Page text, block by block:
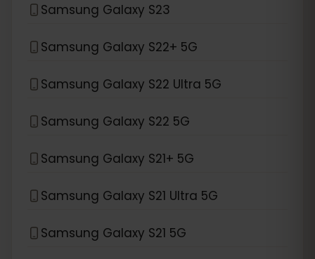
Samsung Galaxy S23
Samsung Galaxy S22+ 5G
Samsung Galaxy S22 Ultra 5G
Samsung Galaxy S22 5G
Samsung Galaxy S21+ 5G
Samsung Galaxy S21 Ultra 5G
Samsung Galaxy S21 5G